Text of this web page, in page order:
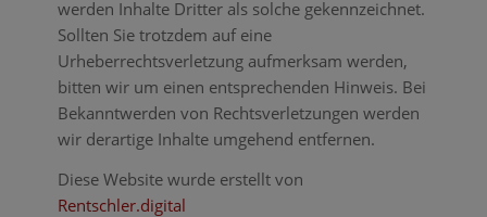
werden Inhalte Dritter als solche gekennzeichnet.
Sollten Sie trotzdem auf eine
Urheberrechtsverletzung aufmerksam werden,
bitten wir um einen entsprechenden Hinweis. Bei
Bekanntwerden von Rechtsverletzungen werden
wir derartige Inhalte umgehend entfernen.
Diese Website wurde erstellt von
Rentschler.digital